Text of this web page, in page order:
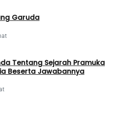
Garuda
Tentang Sejarah Pramuka
Beserta Jawabannya